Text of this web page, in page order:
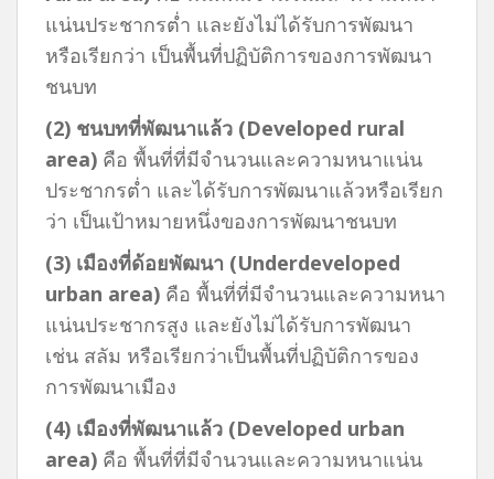
แน่นประชากรต่ำ และยังไม่ได้รับการพัฒนา
หรือเรียกว่า เป็นพื้นที่ปฏิบัติการของการพัฒนา
ชนบท
(2) ชนบทที่พัฒนาแล้ว (Developed rural
area) คือ พื้นที่ที่มีจำนวนและความหนาแน่น
ประชากรต่ำ และได้รับการพัฒนาแล้วหรือเรียก
ว่า เป็นเป้าหมายหนึ่งของการพัฒนาชนบท
(3) เมืองที่ด้อยพัฒนา (Underdeveloped
urban area) คือ พื้นที่ที่มีจำนวนและความหนา
แน่นประชากรสูง และยังไม่ได้รับการพัฒนา
เช่น สลัม หรือเรียกว่าเป็นพื้นที่ปฏิบัติการของ
การพัฒนาเมือง
(4) เมืองที่พัฒนาแล้ว (Developed urban
area) คือ พื้นที่ที่มีจำนวนและความหนาแน่น